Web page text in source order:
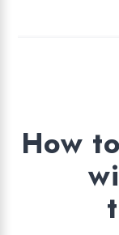
How